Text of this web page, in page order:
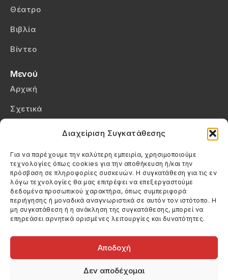
Διαχείριση Συγκατάθεσης
Για να παρέχουμε την καλύτερη εμπειρία, χρησιμοποιούμε
τεχνολογίες όπως cookies για την αποθήκευση ή/και την
πρόσβαση σε πληροφορίες συσκευών. Η συγκατάθεση για τις εν
λόγω τεχνολογίες θα μας επιτρέψει να επεξεργαστούμε
δεδομένα προσωπικού χαρακτήρα, όπως συμπεριφορά
περιήγησης ή μοναδικά αναγνωριστικά σε αυτόν τον ιστότοπο. Η
μη συγκατάθεση ή η ανάκληση της συγκατάθεσης, μπορεί να
επηρεάσει αρνητικά ορισμένες λειτουργίες και δυνατότητες.
Αποδοχή
Δεν αποδέχομαι
Θέατρο
Βιβλία
Βίντεο
Μενού
Αρχική
Σχετικά
Πολιτική Cookies (ΕΕ)
Στοιχεία Επικοινωνίας
Καλεσέ μας
(+30) 6974123481
Στείλε μας email
info@filmandtheater.gr